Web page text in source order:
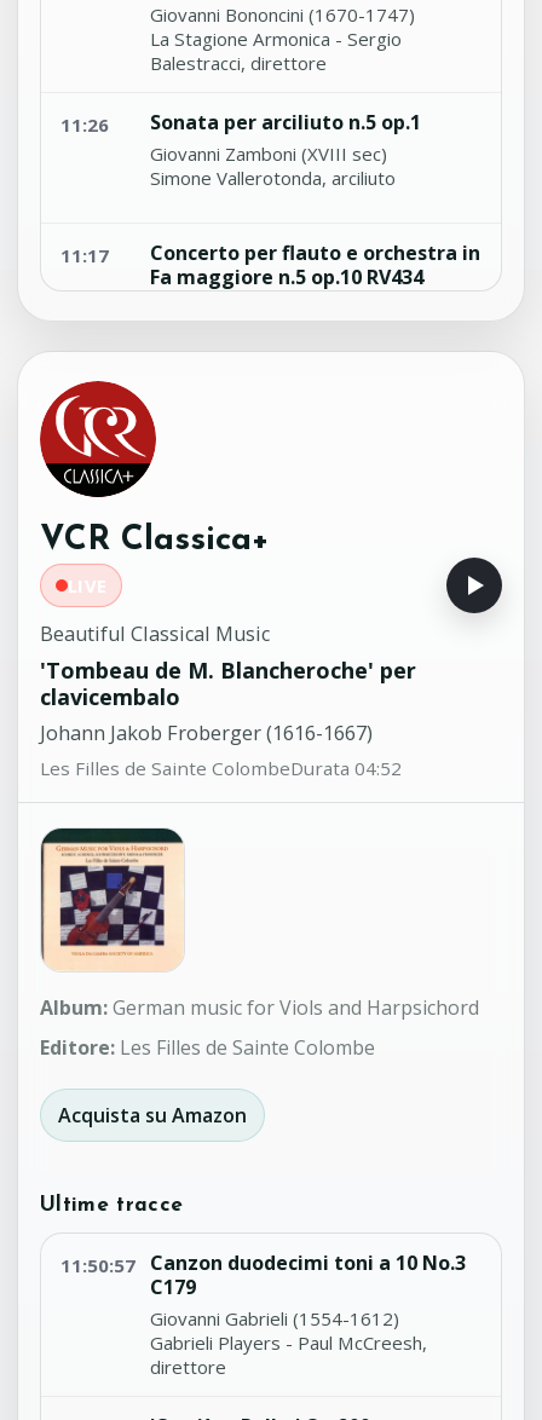
Giovanni Bononcini (1670-1747)
La Stagione Armonica - Sergio
Balestracci, direttore
11:26 Sonata per arciliuto n.5 op.1
Giovanni Zamboni (XVIII sec)
Simone Vallerotonda, arciliuto
11:17
Concerto per flauto e orchestra in
Fa maggiore n.5 op.10 RV434
Chamber Orchestra - Richard Tognetti,
11:05 Quartetto con flauto KV298
Wolfgang Amadeus Mozart (1756-
The Nash Ensemble
VCR Classica+
LIVE
Beautiful Classical Music
'Tombeau de M. Blancheroche' per
clavicembalo
Johann Jakob Froberger (1616-1667)
Les Filles de Sainte ColombeDurata 04:52
Album:German music for Viols and Harpsichord
Editore: Les Filles de Sainte Colombe
Acquista su Amazon
Ultime tracce
11:50:57
Canzon duodecimi toni a 10 No.3
C179
Giovanni Gabrieli (1554-1612)
Gabrieli Players - Paul McCreesh,
direttore